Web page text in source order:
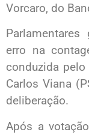
Vorcaro, do
erro na
conduzida
Carlos Viana
deliberação.
Após a